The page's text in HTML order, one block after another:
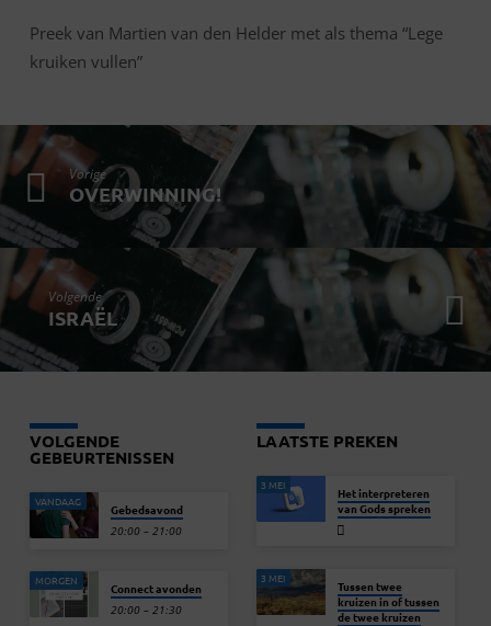
Preek van Martien van den Helder met als thema “Lege
kruiken vullen”
Vorige
OVERWINNING!
Volgende
ISRAËL
VOLGENDE
GEBEURTENISSEN
VANDAAG Gebedsavond
20:00 – 21:00
MORGEN Connect avonden
20:00 – 21:30
LAATSTE PREKEN
3 MEI
Het interpreteren
van Gods spreken
3 MEI
Tussen twee
kruizen in of tussen
de twee kruizen